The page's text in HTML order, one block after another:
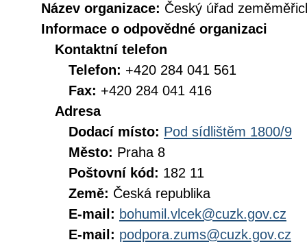
Název organizace: Český úřad
Informace o odpovědné organizaci
Kontaktní telefon
Telefon: +420 284 041 561
Fax: +420 284 041 416
Adresa
Dodací místo: Pod sídlištěm 1800/9
Město: Praha 8
Poštovní kód: 182 11
Země: Česká republika
E-mail: bohumil.vlcek@cuzk.gov.cz
E-mail: podpora.zums@cuzk.gov.cz